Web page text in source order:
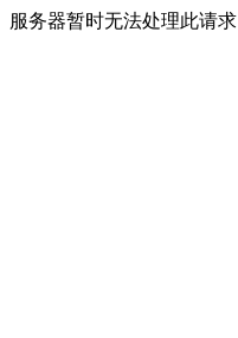
服务器暂时无法处理此请求